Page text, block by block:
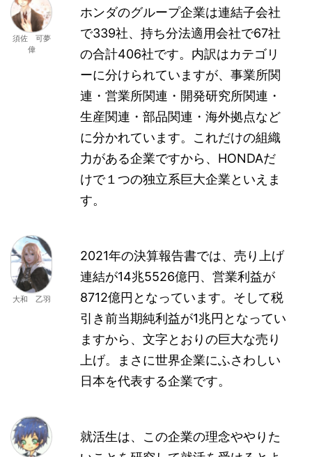
須佐 可夢
偉
ホンダのグループ企業は連結子会社
で339社、持ち分法適用会社で67社
の合計406社です。内訳はカテゴリ
ーに分けられていますが、事業所関
連・営業所関連・開発研究所関連・
生産関連・部品関連・海外拠点など
に分かれています。これだけの組織
力がある企業ですから、HONDAだ
けで１つの独立系巨大企業といえま
す。
大和 乙羽
2021年の決算報告書では、売り上げ
連結が14兆5526億円、営業利益が
8712億円となっています。そして税
引き前当期純利益が1兆円となってい
ますから、文字とおりの巨大な売り
上げ。まさに世界企業にふさわしい
日本を代表する企業です。
就活生は、この企業の理念ややりた